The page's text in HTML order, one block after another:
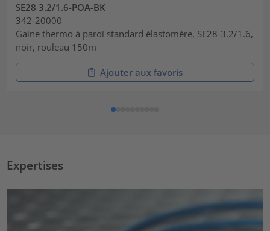
SE28 3.2/1.6-POA-BK
342-20000
Gaine thermo à paroi standard élastomère, SE28-3.2/1.6,
noir, rouleau 150m
Ajouter aux favoris
Expertises